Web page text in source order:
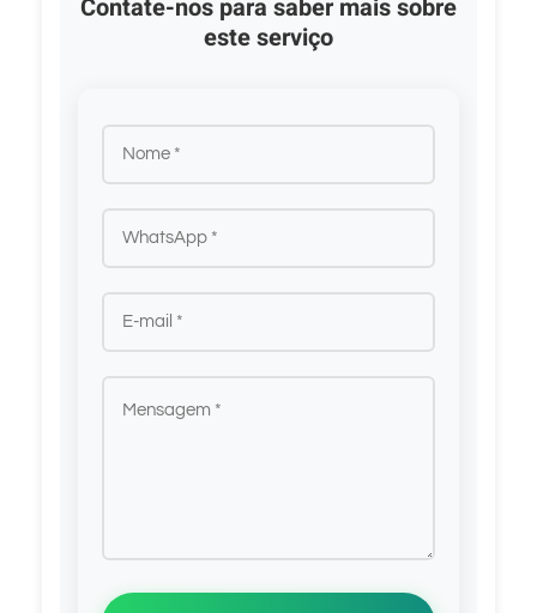
Contate-nos para saber mais sobre
este serviço